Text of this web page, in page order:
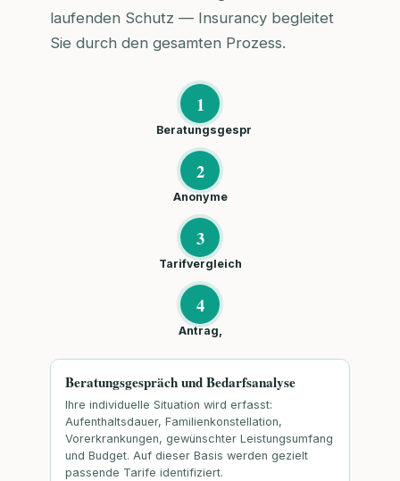
laufenden Schutz — Insurancy begleitet
Sie durch den gesamten Prozess.
1
Beratungsgespr
2
Anonyme
3
Tarifvergleich
4
Antrag,
Beratungsgespräch und Bedarfsanalyse
Ihre individuelle Situation wird erfasst:
Aufenthaltsdauer, Familienkonstellation,
Vorerkrankungen, gewünschter Leistungsumfang
und Budget. Auf dieser Basis werden gezielt
passende Tarife identifiziert.